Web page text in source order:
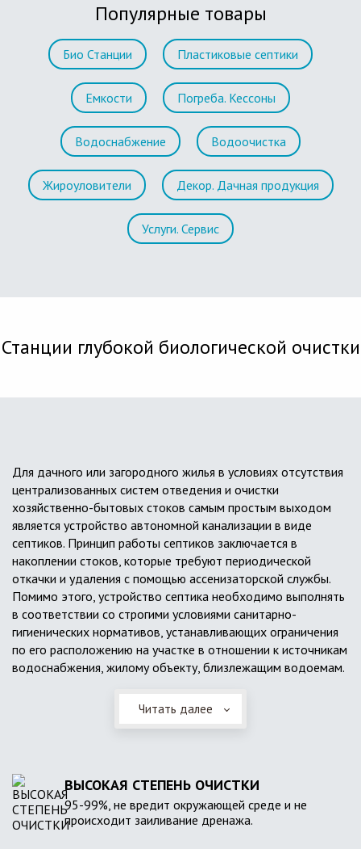
Популярные товары
Био Станции Пластиковые септики
Емкости Погреба. Кессоны
Водоснабжение Водоочистка
Жироуловители Декор. Дачная продукция
Услуги. Сервис
Станции глубокой биологической очистки
Для дачного или загородного жилья в условиях отсутствия
централизованных систем отведения и очистки
хозяйственно-бытовых стоков самым простым выходом
является устройство автономной канализации в виде
септиков. Принцип работы септиков заключается в
накоплении стоков, которые требуют периодической
откачки и удаления с помощью ассенизаторской службы.
Помимо этого, устройство септика необходимо выполнять
в соответствии со строгими условиями санитарно-
гигиенических нормативов, устанавливающих ограничения
по его расположению на участке в отношении к источникам
водоснабжения, жилому объекту, близлежащим водоемам.
Читать далее
ВЫСОКАЯ СТЕПЕНЬ ОЧИСТКИ
95-99%, не вредит окружающей среде и не
происходит заиливание дренажа.